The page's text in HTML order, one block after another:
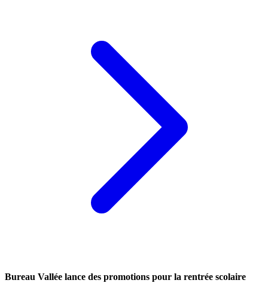
Bureau Vallée lance des promotions pour la rentrée scolaire